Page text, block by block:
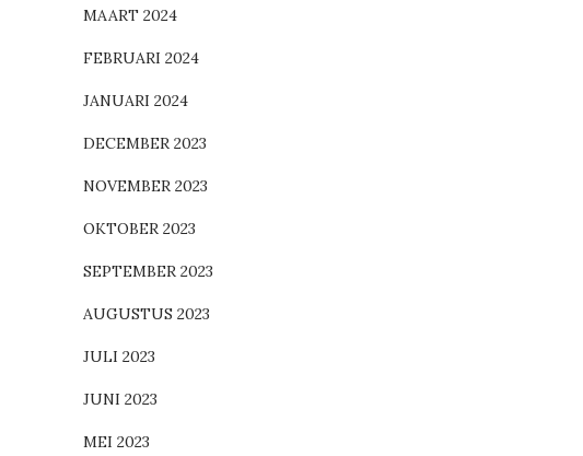
MAART 2024
FEBRUARI 2024
JANUARI 2024
DECEMBER 2023
NOVEMBER 2023
OKTOBER 2023
SEPTEMBER 2023
AUGUSTUS 2023
JULI 2023
JUNI 2023
MEI 2023